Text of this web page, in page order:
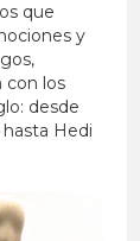
que
y
con los
desde
Hedi